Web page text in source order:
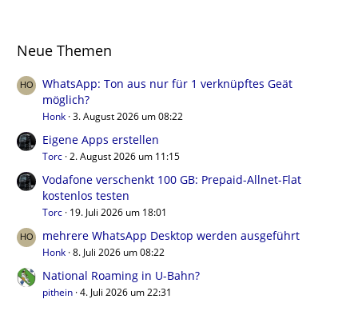
Neue Themen
WhatsApp: Ton aus nur für 1 verknüpftes Geät
möglich?
Honk 3. August 2026 um 08:22
Eigene Apps erstellen
Torc 2. August 2026 um 11:15
Vodafone verschenkt 100 GB: Prepaid-Allnet-Flat
kostenlos testen
Torc 19. Juli 2026 um 18:01
mehrere WhatsApp Desktop werden ausgeführt
Honk 8. Juli 2026 um 08:22
National Roaming in U-Bahn?
pithein 4. Juli 2026 um 22:31